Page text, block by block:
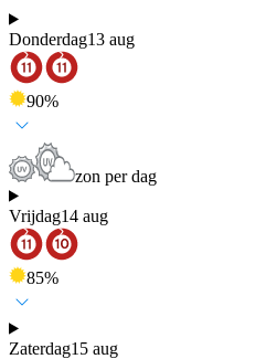
Donderdag13 aug
90%
zon per dag
Vrijdag14 aug
85%
Zaterdag15 aug